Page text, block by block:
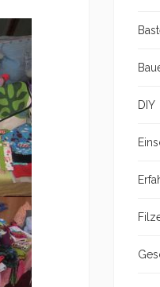
DIY